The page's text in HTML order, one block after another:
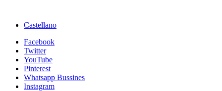
Castellano
Facebook
Twitter
YouTube
Pinterest
Whatsapp Bussines
Instagram